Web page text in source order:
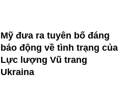
Mỹ đưa ra tuyên bố đáng
báo động về tình trạng của
Lực lượng Vũ trang
Ukraina